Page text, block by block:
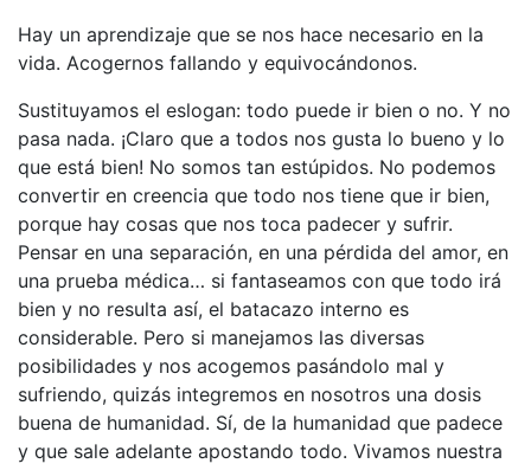
Hay un aprendizaje que se nos hace necesario en la
vida. Acogernos fallando y equivocándonos.
Sustituyamos el eslogan: todo puede ir bien o no. Y no
pasa nada. ¡Claro que a todos nos gusta lo bueno y lo
que está bien! No somos tan estúpidos. No podemos
convertir en creencia que todo nos tiene que ir bien,
porque hay cosas que nos toca padecer y sufrir.
Pensar en una separación, en una pérdida del amor, en
una prueba médica… si fantaseamos con que todo irá
bien y no resulta así, el batacazo interno es
considerable. Pero si manejamos las diversas
posibilidades y nos acogemos pasándolo mal y
sufriendo, quizás integremos en nosotros una dosis
buena de humanidad. Sí, de la humanidad que padece
y que sale adelante apostando todo. Vivamos nuestra